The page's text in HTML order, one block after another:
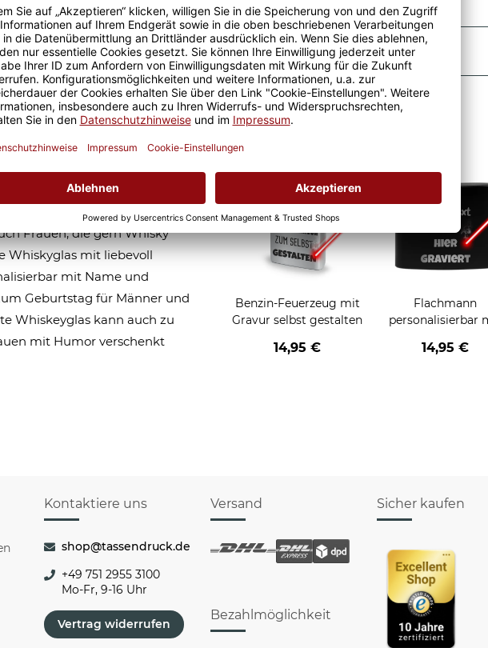
Sicherer Kauf Auf Rechnung Produktion in Deutschland
Jahr & Name -
Whiskyglas mit Gravur. Ein
und persönliche
Frauen, die gern Whisky
Whiskyglas mit liebevoll
mit Name und
Geburtstag für Männer und
Whiskeyglas kann auch zu
mit Humor verschenkt
Passend zu Deinem gravierten Glas
Benzin-Feuerzeug mit
Gravur selbst gestalten
14,95 €
Flachmann
personalisierbar
Schwarz
14,95 €
Kontaktiere uns
shop@tassendruck.de
+49 751 2955 3100
Mo-Fr, 9-16 Uhr
Vertrag widerrufen
Versand
Bezahlmöglichkeit
Sicher kaufen